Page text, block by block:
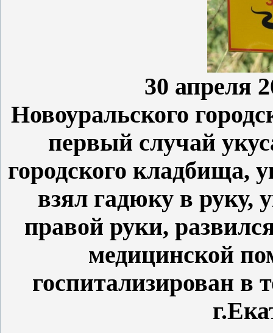
30 апреля
Новоуральского
первый случай
городского кладбища,
взял гадюку в руку,
правой руки,
медицинской
госпитализирован в